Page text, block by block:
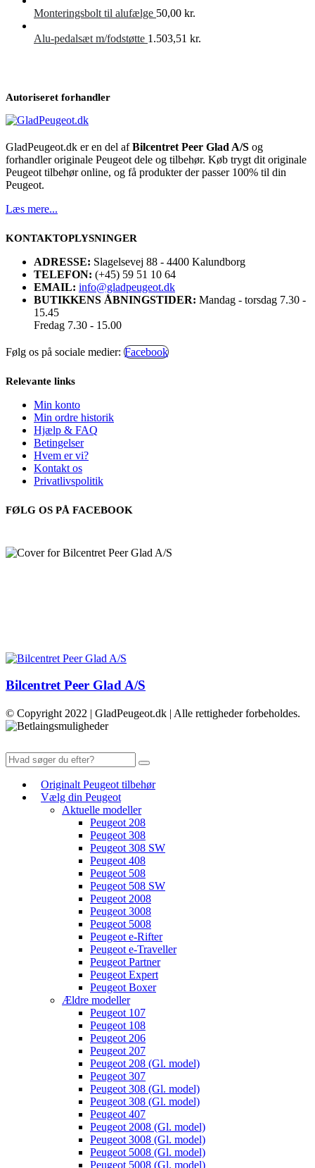
Monteringsbolt til alufælge 50,00 kr.
Alu-pedalsæt m/fodstøtte 1.503,51 kr.
Autoriseret forhandler
GladPeugeot.dk er en del afBilcentret Peer Glad A/S og
forhandler originale Peugeot dele og tilbehør. Køb trygt dit originale
Peugeot tilbehør online, og få produkter der passer 100% til din
Peugeot.
Læs mere...
KONTAKTOPLYSNINGER
ADRESSE: Slagelsevej 88 - 4400 Kalundborg
TELEFON: (+45) 59 51 10 64
EMAIL: info@gladpeugeot.dk
BUTIKKENS ÅBNINGSTIDER: Mandag - torsdag 7.30 -
15.45
Fredag 7.30 - 15.00
Følg os på sociale medier: Facebook
Relevante links
Min konto
Min ordre historik
Hjælp & FAQ
Betingelser
Hvem er vi?
Kontakt os
Privatlivspolitik
FØLG OS PÅ FACEBOOK
Bilcentret Peer Glad A/S
© Copyright 2022 | GladPeugeot.dk | Alle rettigheder forbeholdes.
Originalt Peugeot tilbehør
Vælg din Peugeot
Aktuelle modeller
Peugeot 208
Peugeot 308
Peugeot 308 SW
Peugeot 408
Peugeot 508
Peugeot 508 SW
Peugeot 2008
Peugeot 3008
Peugeot 5008
Peugeot e-Rifter
Peugeot e-Traveller
Peugeot Partner
Peugeot Expert
Peugeot Boxer
Ældre modeller
Peugeot 107
Peugeot 108
Peugeot 206
Peugeot 207
Peugeot 208 (Gl. model)
Peugeot 307
Peugeot 308 (Gl. model)
Peugeot 308 (Gl. model)
Peugeot 407
Peugeot 2008 (Gl. model)
Peugeot 3008 (Gl. model)
Peugeot 5008 (Gl. model)
Peugeot 5008 (Gl. model)